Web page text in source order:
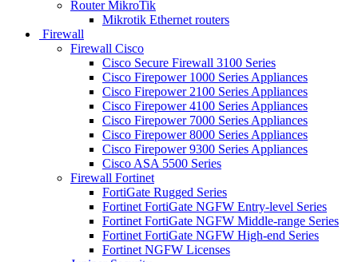
Router MikroTik
Mikrotik Ethernet routers
Firewall
Firewall Cisco
Cisco Secure Firewall 3100 Series
Cisco Firepower 1000 Series Appliances
Cisco Firepower 2100 Series Appliances
Cisco Firepower 4100 Series Appliances
Cisco Firepower 7000 Series Appliances
Cisco Firepower 8000 Series Appliances
Cisco Firepower 9300 Series Appliances
Cisco ASA 5500 Series
Firewall Fortinet
FortiGate Rugged Series
Fortinet FortiGate NGFW Entry-level Series
Fortinet FortiGate NGFW Middle-range Series
Fortinet FortiGate NGFW High-end Series
Fortinet NGFW Licenses